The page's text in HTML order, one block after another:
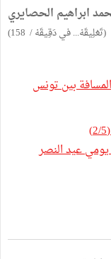
ابراهيم الحصايري
(تَعْلِيقَهْ... في دَقِيقَهْ / 158)
بين تونس
يومي عيد النصر